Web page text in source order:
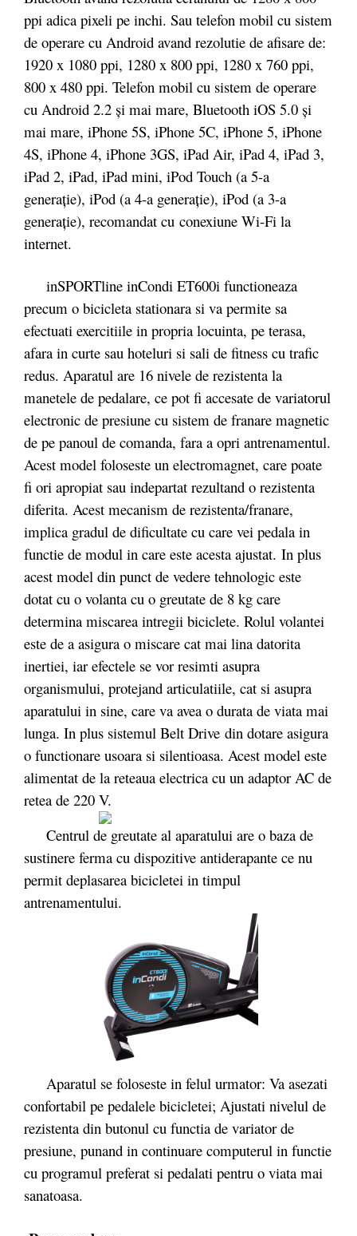
ppi adica pixeli pe inchi. Sau telefon mobil cu sistem
de operare cu Android avand rezolutie de afisare de:
1920 x 1080 ppi, 1280 x 800 ppi, 1280 x 760 ppi,
800 x 480 ppi. Telefon mobil cu sistem de operare
cu Android 2.2 și mai mare, Bluetooth iOS 5.0 și
mai mare, iPhone 5S, iPhone 5C, iPhone 5, iPhone
4S, iPhone 4, iPhone 3GS, iPad Air, iPad 4, iPad 3,
iPad 2, iPad, iPad mini, iPod Touch (a 5-a
generație), iPod (a 4-a generație), iPod (a 3-a
generație), recomandat cu conexiune Wi-Fi la
internet.
inSPORTline inCondi ET600i functioneaza
precum o bicicleta stationara si va permite sa
efectuati exercitiile in propria locuinta, pe terasa,
afara in curte sau hoteluri si sali de fitness cu trafic
redus. Aparatul are 16 nivele de rezistenta la
manetele de pedalare, ce pot fi accesate de variatorul
electronic de presiune cu sistem de franare magnetic
de pe panoul de comanda, fara a opri antrenamentul.
Acest model foloseste un electromagnet, care poate
fi ori apropiat sau indepartat rezultand o rezistenta
diferita. Acest mecanism de rezistenta/franare,
implica gradul de dificultate cu care vei pedala in
functie de modul in care este acesta ajustat. In plus
acest model din punct de vedere tehnologic este
dotat cu o volanta cu o greutate de 8 kg care
determina miscarea intregii biciclete. Rolul volantei
este de a asigura o miscare cat mai lina datorita
inertiei, iar efectele se vor resimti asupra
organismului, protejand articulatiile, cat si asupra
aparatului in sine, care va avea o durata de viata mai
lunga. In plus sistemul Belt Drive din dotare asigura
o functionare usoara si silentioasa. Acest model este
alimentat de la reteaua electrica cu un adaptor AC de
retea de 220 V.
Centrul de greutate al aparatului are o baza de
sustinere ferma cu dispozitive antiderapante ce nu
permit deplasarea bicicletei in timpul
antrenamentului.
Aparatul se foloseste in felul urmator: Va asezati
confortabil pe pedalele bicicletei; Ajustati nivelul de
rezistenta din butonul cu functia de variator de
presiune, punand in continuare computerul in functie
cu programul preferat si pedalati pentru o viata mai
sanatoasa.